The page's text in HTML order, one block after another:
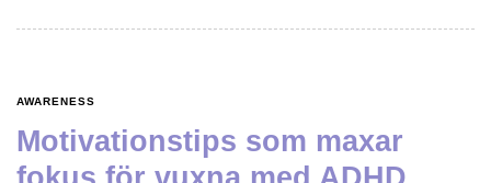
AWARENESS
Motivationstips som maxar